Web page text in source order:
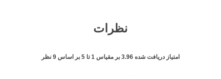
نظرات
امتیاز دریافت شده 3.96 بر مقیاس 1تا 5 بر اساس 9 نظر